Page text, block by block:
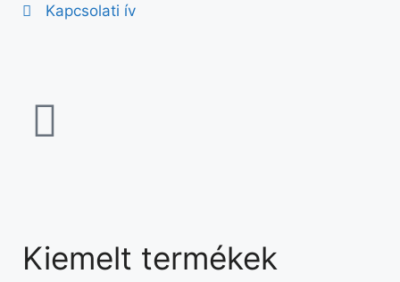
Kapcsolati ív
Kiemelt termékek